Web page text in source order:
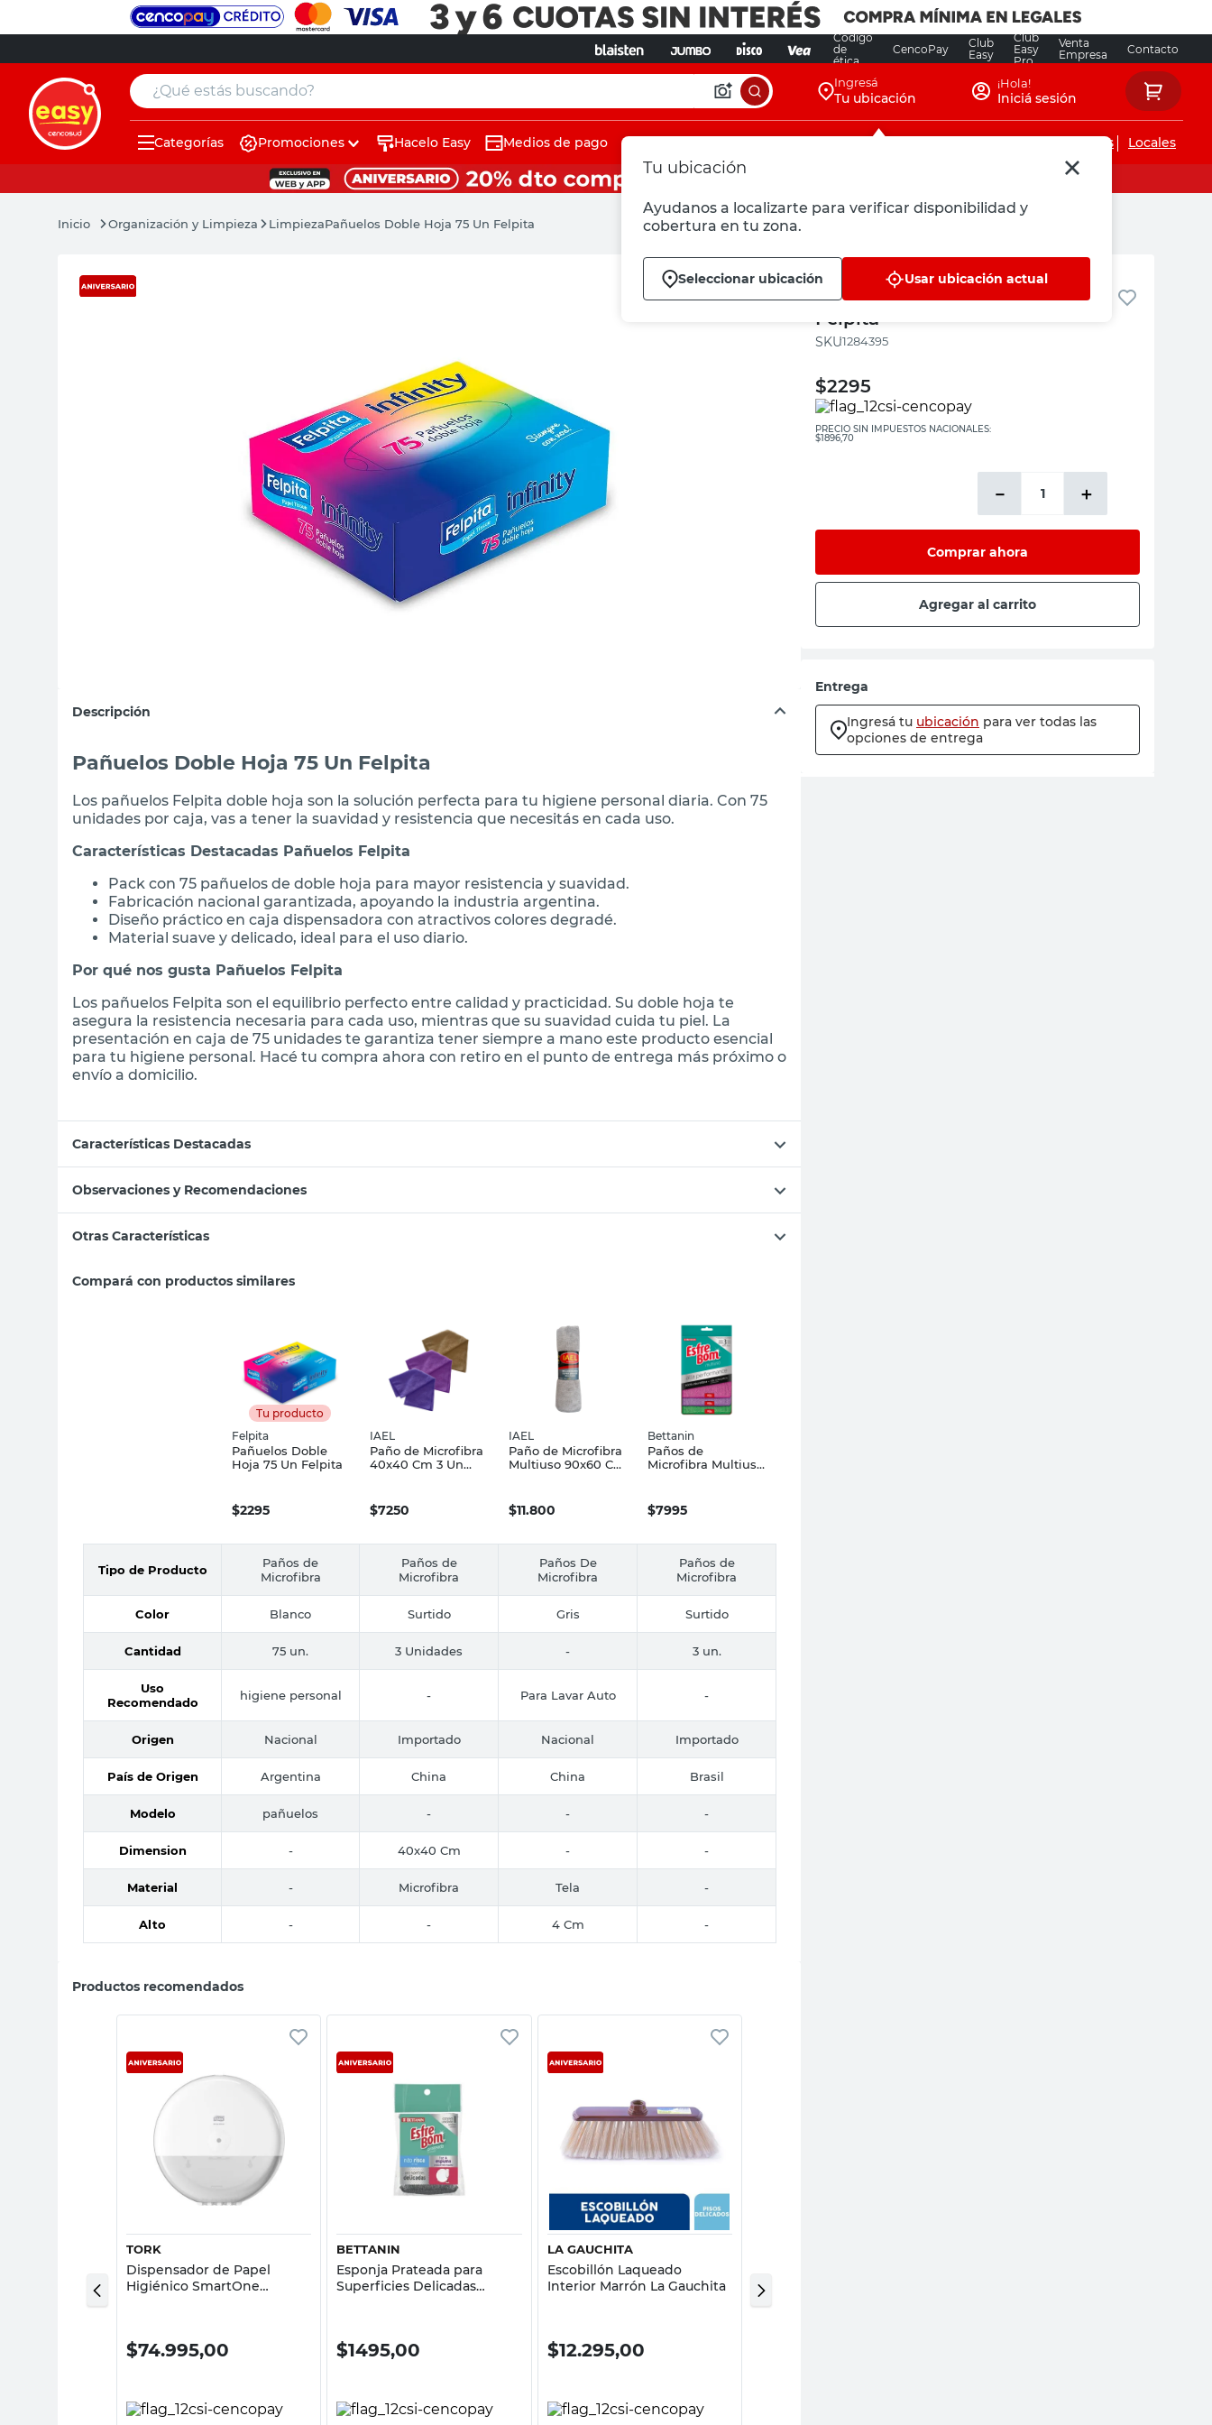
Código
de
ética
CencoPay
Club
Easy
Club
Easy
Pro
Venta
Empresa
Contacto
¿Qué estás buscando? Ingresá
Tu ubicación
Tu ubicación
Ayudanos a localizarte para verificar disponibilidad y
cobertura en tu zona.
Seleccionar ubicación Usar ubicación actual
¡Hola!
Iniciá sesión
Categorías Promociones Hacelo Easy Medios de pago Servicios de instalaciones Locales
Organización y Limpieza LimpiezaPañuelos Doble Hoja 75 Un Felpita
Descripción
Pañuelos Doble Hoja 75 Un Felpita
Los pañuelos Felpita doble hoja son la solución perfecta para tu higiene personal diaria. Con 75
unidades por caja, vas a tener la suavidad y resistencia que necesitás en cada uso.
Características Destacadas Pañuelos Felpita
Pack con 75 pañuelos de doble hoja para mayor resistencia y suavidad.
Fabricación nacional garantizada, apoyando la industria argentina.
Diseño práctico en caja dispensadora con atractivos colores degradé.
Material suave y delicado, ideal para el uso diario.
Por qué nos gusta Pañuelos Felpita
Los pañuelos Felpita son el equilibrio perfecto entre calidad y practicidad. Su doble hoja te
asegura la resistencia necesaria para cada uso, mientras que su suavidad cuida tu piel. La
presentación en caja de 75 unidades te garantiza tener siempre a mano este producto esencial
para tu higiene personal. Hacé tu compra ahora con retiro en el punto de entrega más próximo o
envío a domicilio.
Características Destacadas
Observaciones y Recomendaciones
Otras Características
Compará con productos similares
Tu producto
Felpita
Pañuelos Doble
Hoja 75 Un Felpita
$2295
IAEL
Paño de Microfibra
40x40 Cm 3 Un
$7250
IAEL
Paño de Microfibra
Multiuso 90x60 Cm
$11.800
Bettanin
Paños de
Microfibra Multiuso
3 Un Bettanin
$7995
Tipo de Producto
Paños de
Microfibra
Paños de
Microfibra
Paños De
Microfibra
Paños de
Microfibra
Color Blanco Surtido Gris Surtido
Cantidad 75 un. 3 Unidades - 3 un.
Uso
Recomendado
higiene personal - Para Lavar Auto -
Origen Nacional Importado Nacional Importado
País de Origen Argentina China China Brasil
Modelo pañuelos - - -
Dimension - 40x40 Cm - -
Material - Microfibra Tela -
Alto - - 4 Cm -
Productos recomendados
Vista rápida
TORK
Dispensador de Papel
Higiénico SmartOne
$74.995,00
Vista rápida
BETTANIN
Esponja Prateada para
Superficies Delicadas
$1495,00
LA GAUCHITA
Escobillón Laqueado
Interior Marrón La Gauchita
$12.295,00
Metal Azul/Blanco La
Gauchita
Felpita
Pañuelos Doble Hoja 75 Un
Felpita
:1284395
$2295
PRECIO SIN IMPUESTOS NACIONALES:
$1896,70
＋
－
Comprar ahora
Agregar al carrito
Entrega
Ingresá tu ubicación para ver todas las
opciones de entrega
muebles